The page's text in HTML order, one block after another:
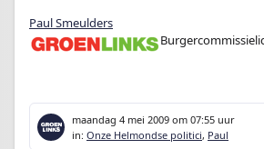
Paul Smeulders
maandag 4 mei 2009 om 07:55 uur
in: Onze Helmondse politici, Paul